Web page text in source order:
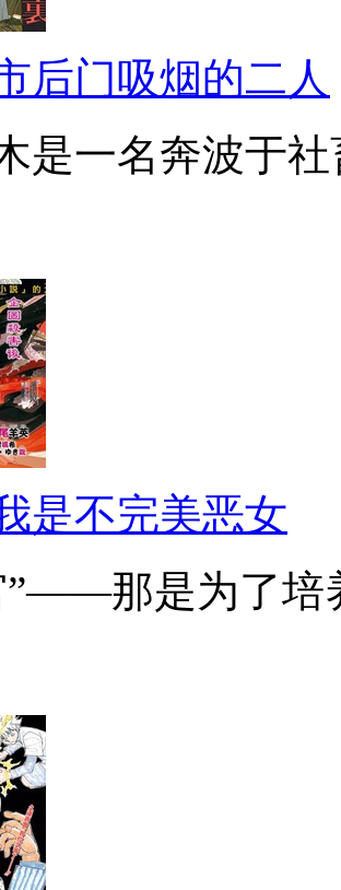
后门吸烟的二人
是一名奔波于社
是不完美恶女
”——那是为了培